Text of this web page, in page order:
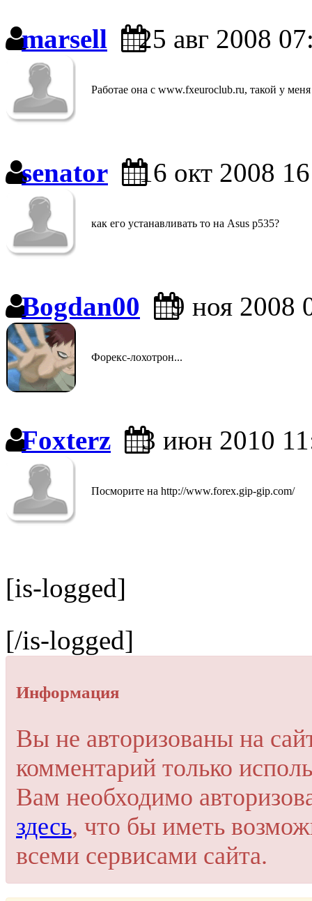
marsell 25 авг 2008
Работае она с www.fxeuroclub.ru, такой у
senator 16 окт 2008
как его устанавливать то на Asus p535?
Bogdan00 9 ноя 2008
Форекс-лохотрон...
Foxterz 3 июн 2010
Посморите на http://www.forex.gip-gip.com/
[is-logged]
[/is-logged]
Информация
Вы не авторизованы на
комментарий только
Вам необходимо
здесь, что бы иметь
всеми сервисами сайта.